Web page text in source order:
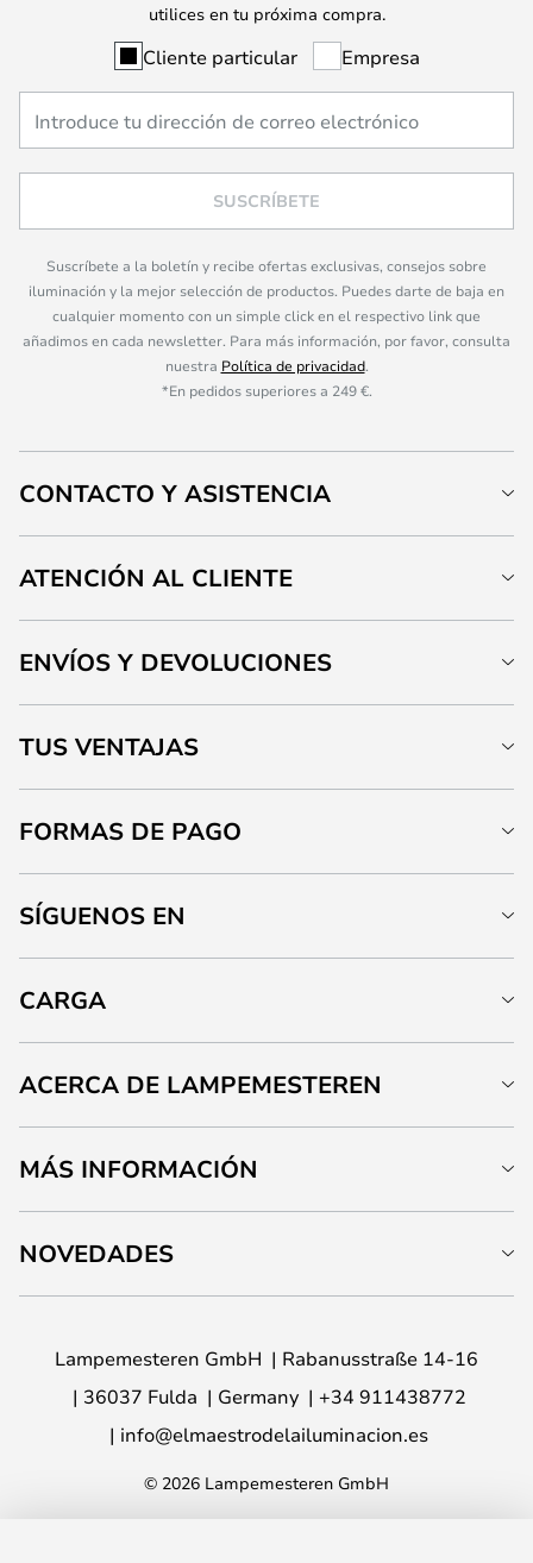
utilices en tu próxima compra.
Cliente particular Empresa
SUSCRÍBETE
Suscríbete a la boletín y recibe ofertas exclusivas, consejos sobre
iluminación y la mejor selección de productos. Puedes darte de baja en
cualquier momento con un simple click en el respectivo link que
añadimos en cada newsletter. Para más información, por favor, consulta
nuestra Política de privacidad.
*En pedidos superiores a 249 €.
CONTACTO Y ASISTENCIA
ATENCIÓN AL CLIENTE
ENVÍOS Y DEVOLUCIONES
TUS VENTAJAS
FORMAS DE PAGO
SÍGUENOS EN
CARGA
ACERCA DE LAMPEMESTEREN
MÁS INFORMACIÓN
NOVEDADES
Lampemesteren GmbH
Rabanusstraße 14-16
36037 Fulda
Germany
+34 911438772
info@elmaestrodelailuminacion.es
© 2026 Lampemesteren GmbH